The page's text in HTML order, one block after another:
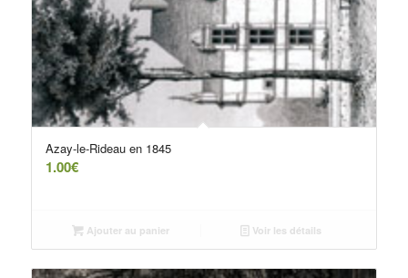
Azay-le-Rideau en 1845
1.00€
Ajouter au panier Voir les détails